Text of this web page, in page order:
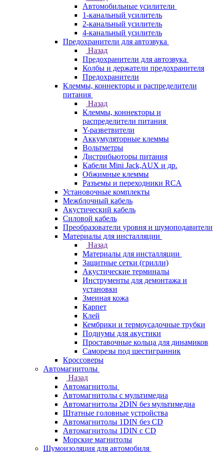
Автомобильные усилители
1-канальный усилитель
2-канальный усилитель
4-канальный усилитель
Предохранители для автозвука
Назад
Предохранители для автозвука
Колбы и держатели предохранителя
Предохранители
Клеммы, коннекторы и распределители
питания
Назад
Клеммы, коннекторы и
распределители питания
Y-разветвители
Аккумуляторные клеммы
Вольтметры
Дистрибьюторы питания
Кабели Mini Jack,AUX и др.
Обжимные клеммы
Разъемы и переходники RCA
Установочные комплекты
Межблочный кабель
Акустический кабель
Силовой кабель
Преобразователи уровня и шумоподавители
Материалы для инсталляции
Назад
Материалы для инсталляции
Защитные сетки (грилли)
Акустические терминалы
Инструменты для демонтажа и
установки
Змеиная кожа
Карпет
Клей
Кембрики и термоусадочные трубки
Подиумы для акустики
Проставочные кольца для динамиков
Саморезы под шестигранник
Кроссоверы
Автомагнитолы
Назад
Автомагнитолы
Автомагнитолы с мультимедиа
Автомагнитолы 2DIN без мультимедиа
Штатные головные устройства
Автомагнитолы 1DIN без CD
Автомагнитолы 1DIN с CD
Морские магнитолы
Шумоизоляция для автомобиля